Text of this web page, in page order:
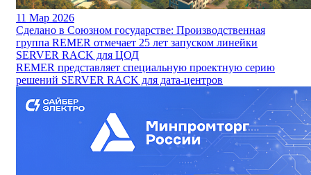
11 Мар 2026
Сделано в Союзном государстве: Производственная
группа REMER отмечает 25 лет запуском линейки
SERVER RACK для ЦОД
REMER представляет специальную проектную серию
решений SERVER RACK для дата-центров